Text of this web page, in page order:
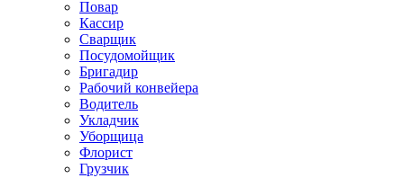
Повар
Кассир
Сварщик
Посудомойщик
Бригадир
Рабочий конвейера
Водитель
Укладчик
Уборщица
Флорист
Грузчик